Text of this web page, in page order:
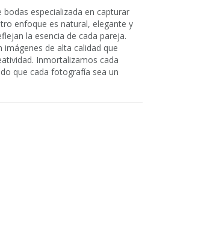
especializada en capturar
enfoque es natural, elegante y
la esencia de cada pareja.
de alta calidad que
Inmortalizamos cada
que cada fotografía sea un